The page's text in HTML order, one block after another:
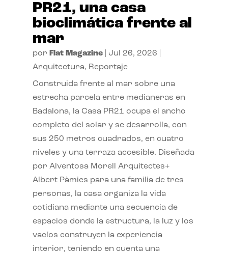
PR21, una casa
bioclimática frente al
mar
por Flat Magazine| Jul 26, 2026
Arquitectura, Reportaje
Construida frente al mar sobre una
estrecha parcela entre medianeras en
Badalona, la Casa PR21 ocupa el ancho
completo del solar y se desarrolla, con
sus 250 metros cuadrados, en cuatro
niveles y una terraza accesible. Diseñada
por Alventosa Morell Arquitectes+
Albert Pàmies para una familia de tres
personas, la casa organiza la vida
cotidiana mediante una secuencia de
espacios donde la estructura, la luz y los
vacíos construyen la experiencia
interior, teniendo en cuenta una